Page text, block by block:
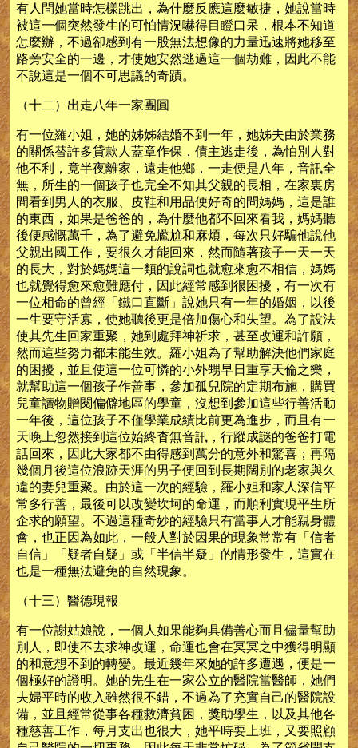
有人問她當時怎樣跳出，為什麼反應這麼敏捷，她說當時
被這一個突然發生的可怕情況嚇得目瞪口呆，根本不知道
怎麼辦，不過卻感到有一股無法想像的力量迅速將她移至
路旁安全的一邊，才使她安然逃過這一個劫難，因此不能
不說這是一個不可思議的奇蹟。
（十二）出走八年一家團圓
有一位羅小姐，她的姊姊結婚不到一年，她姊夫由於業務
的關係替許多貸款人蓋章作保，債主逃走後，為怕別人對
他不利，竟半夜離家，遠走他鄉，一走便是八年，音訊全
無，所生的一個孩子也完全不知其父親的長相，在家裏房
間看到男人的衣服、皮鞋和用品便好奇的問媽媽，這是誰
的東西，如果是爸爸的，為什麼他都不回來看我，媽媽聽
後便感慨萬千，為了避免尷尬和麻煩，每次只好騙他說他
父親出國工作，要很久才能回來，然而隨著孩子一天一天
的長大，對於媽媽這一類的說詞也就愈來愈不相信，媽媽
也就覺得愈來愈難應付，因此經常感到很困擾，有一次有
一位相命的曾經「鐵口直斷」說她只有一年的婚姻，以後
一生要守活寡，使她聽後更是倍加傷心和失望。為了設法
使其先生回家重聚，她到處拜神祈求，甚至改運和許願，
然而這些努力都未能生效。羅小姐為了幫助解決他們家庭
的困擾，並且使這一位可憐的小外甥早日重享天倫之樂，
就幫助這一個孩子作善事，參加孤兒院的定期布施，購買
兒童讀物贈閱偏僻地區的學童，沒想到參加這些行善活動
一年後，這位孩子不僅學業成績比前更為進步，而且有一
天晚上忽然接到這位始終杳無音訊，行蹤成謎的爸爸打電
話回來，因此大家都不由得感到萬分的意外和驚喜；再隔
幾個月後這位浪跡天涯的男子便回到長期闊別的老家與久
違的妻兒重聚。由於這一次的經驗，羅小姐和家人深信平
常多行善，最後可以改變坎坷的命運，而順利實現平生所
企求的願望。不過這種奇妙的經驗只有當事人才能親身體
會，也正因為如此，一般人對於因果的現象常常有「信者
自信」「疑者自疑」或「半信半疑」的情形發生，這實在
也是一種無法避免的自然現象。
（十三）醫德現報
有一位謝姑娘說，一個人如果能夠具備善心而且儘量幫助
別人，即使不去求神改運，命運也會在冥冥之中獲得明顯
的和意想不到的轉變。最近幾年來她的許多遭遇，便是一
個極好的證明。她的先生在一家公立的醫院當醫師，她們
夫婦平時的收入雖然很不錯，不過為了充實自己的醫院設
備，並且經常從事各種救濟貧困，獎助學生，以及其他各
種慈善工作，每月支出也很大，她平時要上班，又要照顧